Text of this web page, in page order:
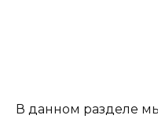
В данном разделе